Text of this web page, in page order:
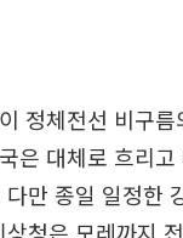
정체전선 비구
은 대체로 흐리고
만 종일 일정한